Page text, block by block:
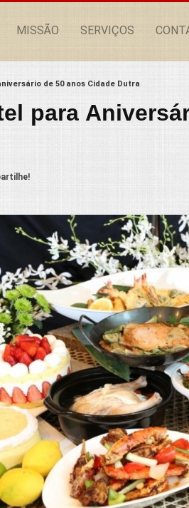
MISSÃO SERVIÇOS
de 50 anos Cidade Dutra
para